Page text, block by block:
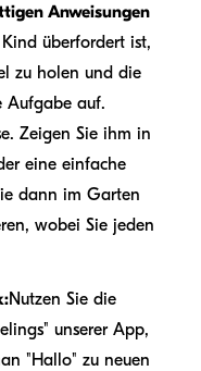
Anweisungen
überfordert ist,
zu holen und die
Aufgabe auf.
Zeigen Sie ihm in
eine einfache
dann im Garten
wobei Sie jeden
Nutzen Sie die
unserer App,
"Hallo" zu neuen